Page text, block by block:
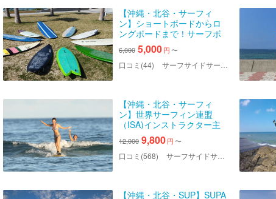
【沖縄・北谷・サーフィ
ン】ショートボードからロ
ングボードまで！サーフボ
ードレンタル
6,000 5,000円 〜
口コミ(44) サーフサイドサービス ハイサイ
【沖縄・北谷・サーフィ
ン】世界サーフィン連盟
（ISA)インストラクター主
催サーフィンスクール！無
料写真・送迎あり
12,000 9,800円 〜
口コミ(568) サーフサイドサービス ハイサイ
【沖縄・北谷・SUP】SUPA